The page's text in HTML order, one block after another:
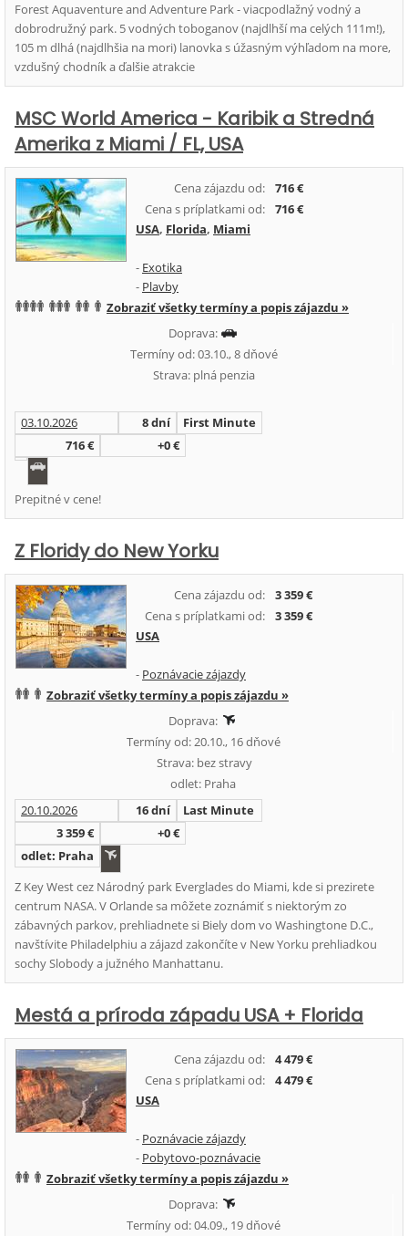
Forest Aquaventure and Adventure Park - viacpodlažný vodný a
dobrodružný park. 5 vodných toboganov (najdlhší ma celých 111m!),
105 m dlhá (najdlhšia na mori) lanovka s úžasným výhľadom na more,
vzdušný chodník a ďalšie atrakcie
MSC World America - Karibik a Stredná
Amerika z Miami / FL, USA
Cena zájazdu od:
716 €
Cena s príplatkami od:
716 €
USA, Florida, Miami
- Exotika
- Plavby
Zobraziť všetky termíny a popis zájazdu »
Doprava:
Termíny od: 03.10., 8 dňové
Strava: plná penzia
03.10.2026 8 dní
First Minute
716 €
+0 €
Prepitné v cene!
Z Floridy do New Yorku
Cena zájazdu od:
3 359 €
Cena s príplatkami od:
3 359 €
USA
- Poznávacie zájazdy
Zobraziť všetky termíny a popis zájazdu »
Doprava:
Termíny od: 20.10., 16 dňové
Strava: bez stravy
odlet: Praha
20.10.2026
16 dní
Last Minute
3 359 €
+0 €
odlet: Praha
Z Key West cez Národný park Everglades do Miami, kde si prezirete
centrum NASA. V Orlande sa môžete zoznámiť s niektorým zo
zábavných parkov, prehliadnete si Biely dom vo Washingtone D.C.,
navštívite Philadelphiu a zájazd zakončíte v New Yorku prehliadkou
sochy Slobody a južného Manhattanu.
Mestá a príroda západu USA + Florida
Cena zájazdu od:
4 479 €
Cena s príplatkami od:
4 479 €
USA
- Poznávacie zájazdy
- Pobytovo-poznávacie
Zobraziť všetky termíny a popis zájazdu »
Doprava:
Termíny od: 04.09., 19 dňové